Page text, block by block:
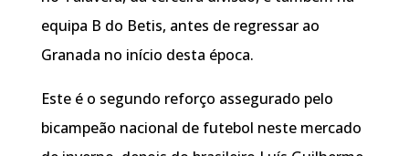
equipa B do Betis, antes de regressar ao
Granada no início desta época.
Este é o segundo reforço assegurado pelo
bicampeão nacional de futebol neste mercado